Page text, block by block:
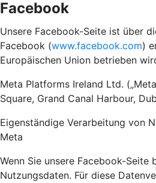
Facebook
Unsere Facebook-Seite ist über
Facebook (www.facebook.com)
Europäischen Union betrieben
Meta Platforms Ireland Ltd.
Square, Grand Canal Harbour,
Eigenständige Verarbeitung von
Meta
Wenn Sie unsere Facebook-Seite
Nutzungsdaten. Für diese